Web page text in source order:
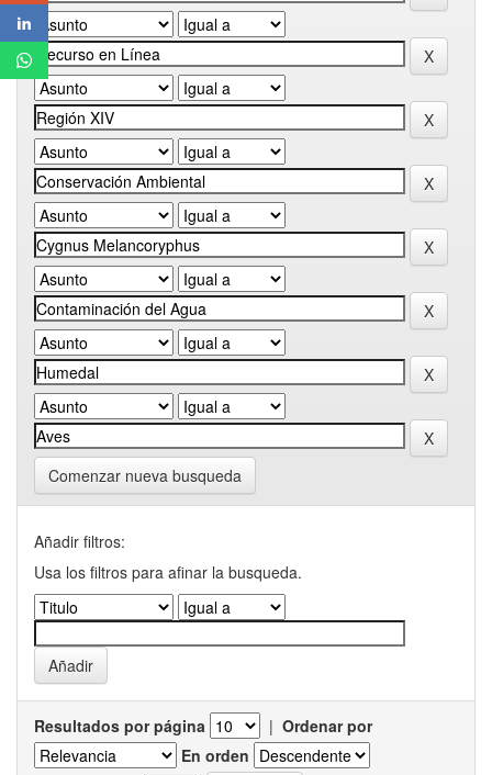
Comenzar nueva busqueda
Añadir filtros:
Usa los filtros para afinar la busqueda.
Resultados por página | Ordenar por
En orden